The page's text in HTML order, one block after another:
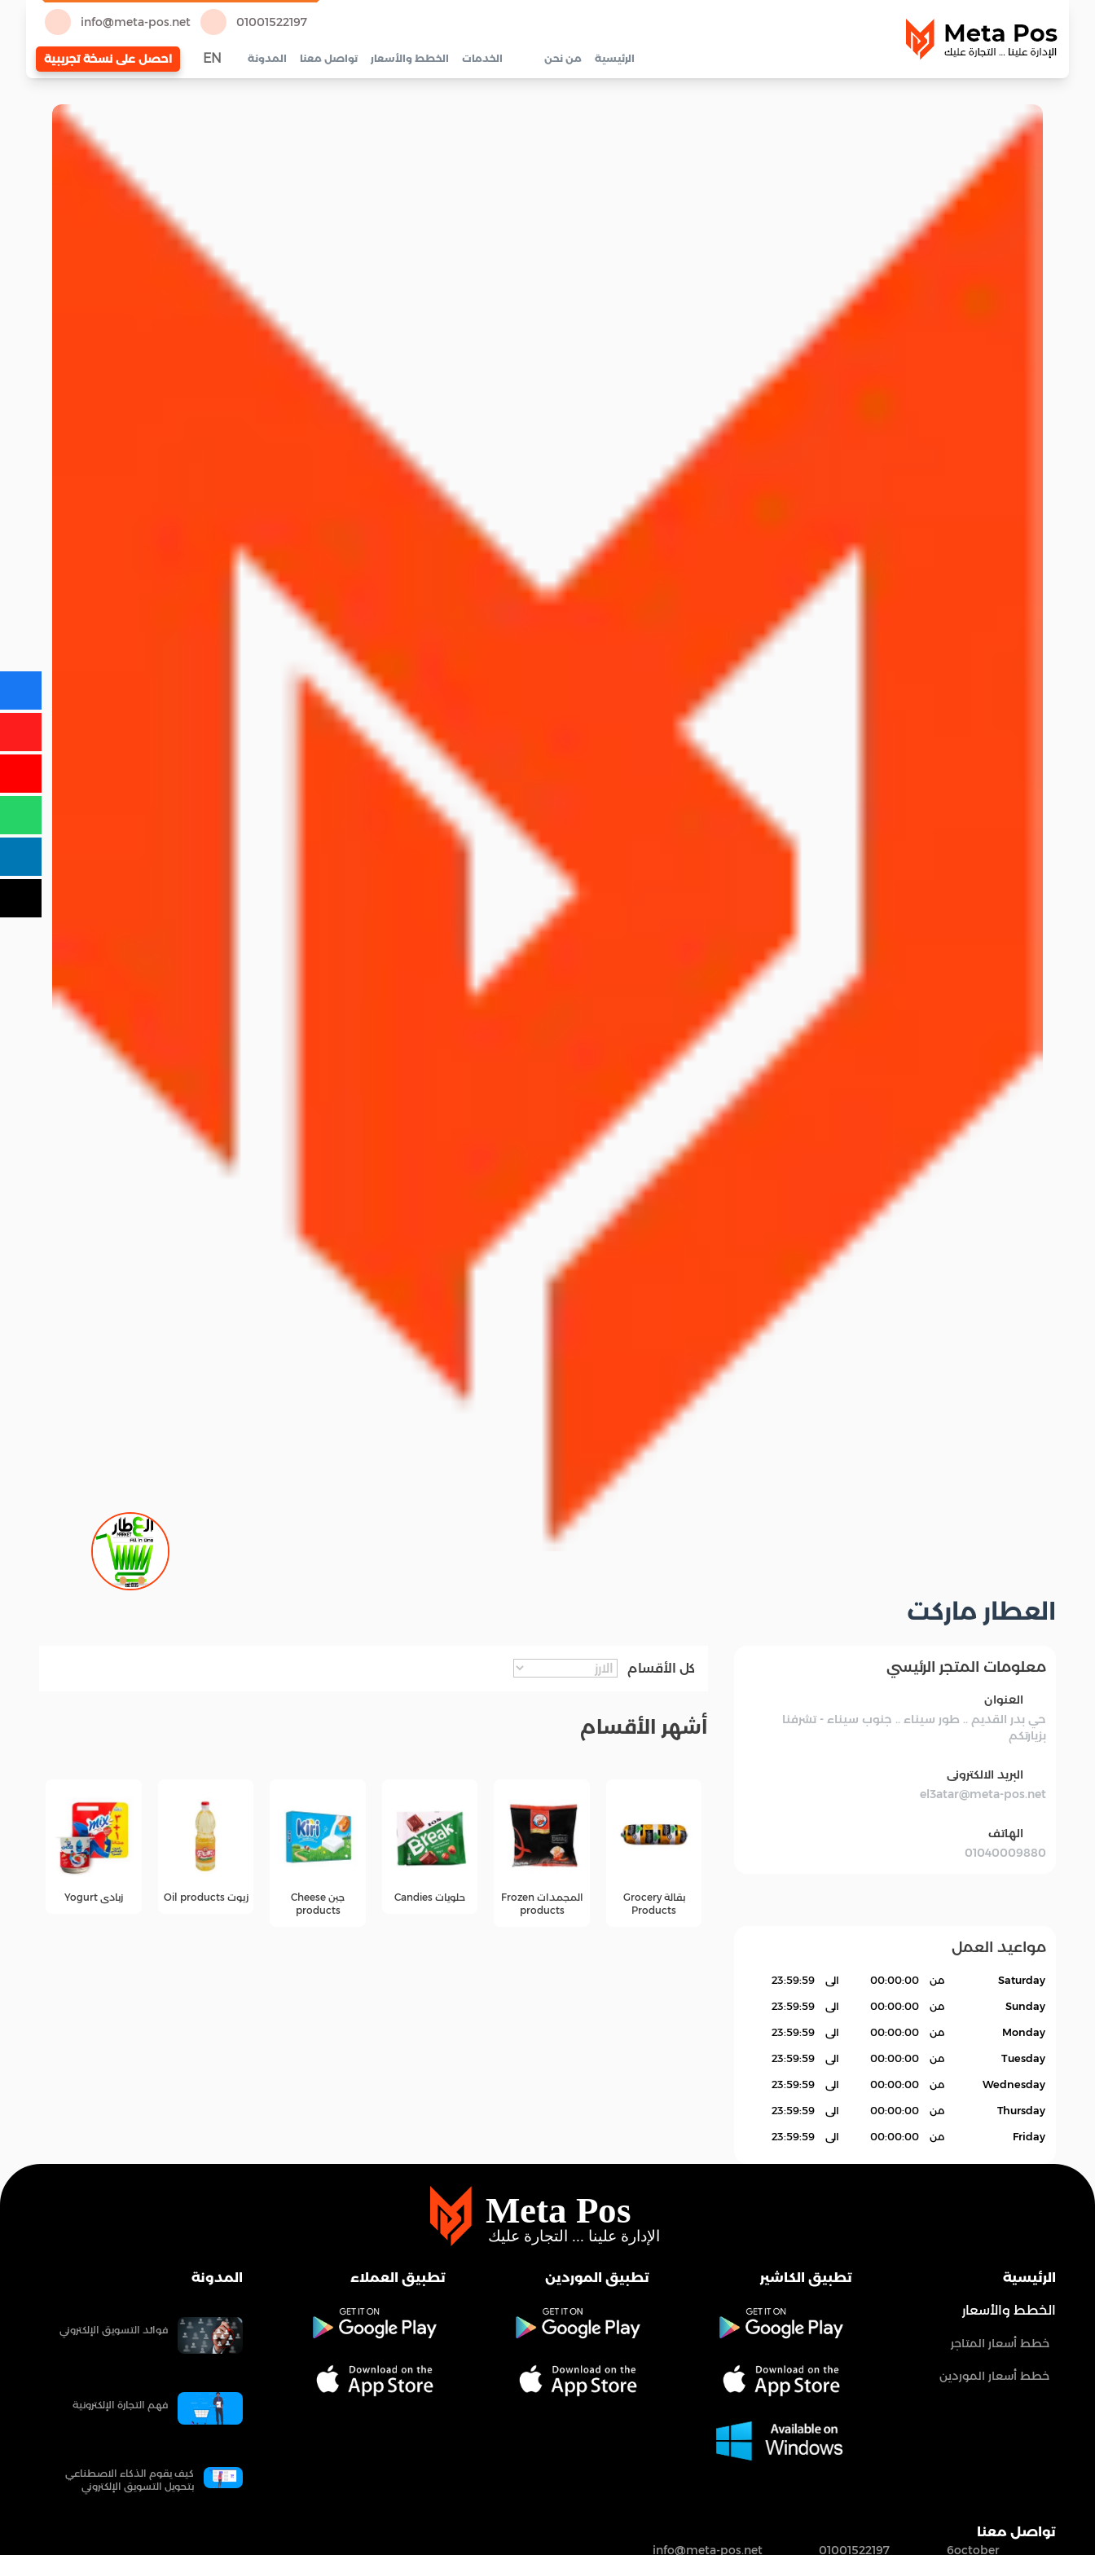
01001522197
info@meta-pos.net
الرئيسية من نحن الخدمات الخطط والأسعار تواصل معنا المدونة EN احصل على نسخة تجريبية
العطار ماركت
معلومات المتجر الرئيسي
العنوان
حي بدر القديم .. طور سيناء .. جنوب سيناء - تشرفنا
بزيارتكم
البريد الالكترونى
el3atar@meta-pos.net
الهاتف
01040009880
مواعيد العمل
Saturday من 00:00:00 الى 23:59:59
Sunday من 00:00:00 الى 23:59:59
Monday من 00:00:00 الى 23:59:59
Tuesday من 00:00:00 الى 23:59:59
Wednesday من 00:00:00 الى 23:59:59
Thursday من 00:00:00 الى 23:59:59
Friday من 00:00:00 الى 23:59:59
كل الأقسام
أشهر الأقسام
المجمدات Frozen
products
حلويات Candies
جبن Cheese
زيوت Oil products زبادى Yogurt عصائر
الرئيسية
الخطط والأسعار
خطط أسعار المتاجر
خطط أسعار الموردين
تطبيق الكاشير تطبيق الموردين تطبيق العملاء المدونة
فوائد التسويق الإلكتروني
فهم التجارة الإلكترونية
كيف يقوم الذكاء الاصطناعي
بتحويل التسويق الإلكتروني
تواصل معنا
6october
01001522197
info@meta-pos.net